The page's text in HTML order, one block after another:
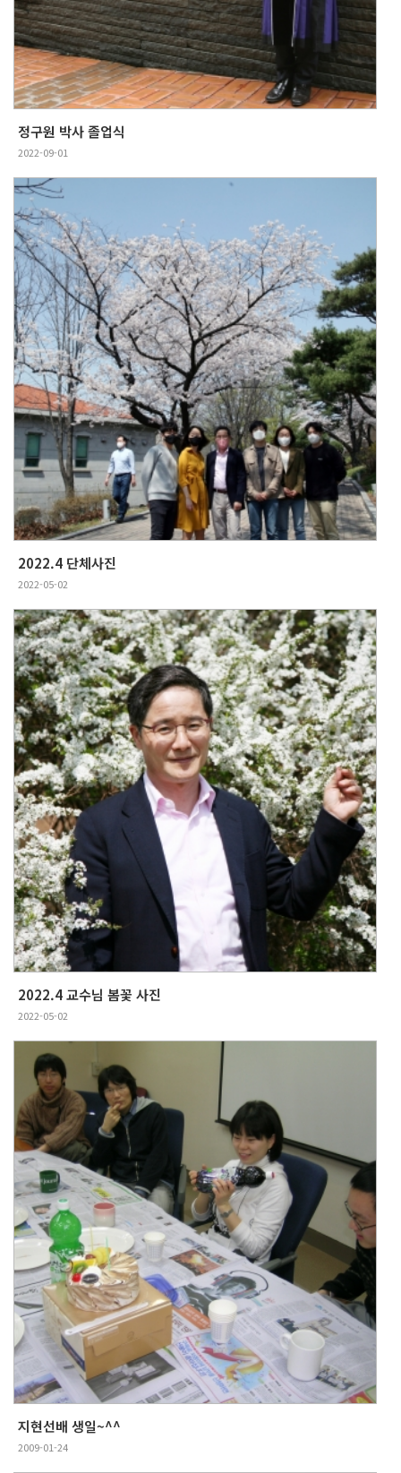
정구원 박사 졸업식
2022-09-01
2022.4 단체사진
2022-05-02
2022.4 교수님 봄꽃 사진
2022-05-02
지현선배 생일~^^
2009-01-24